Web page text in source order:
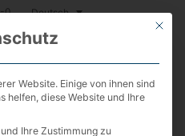
0 Deutsch
This
Website. Einige von ihnen sind
helfen, diese Website und Ihre
Ihre Zustimmung zu